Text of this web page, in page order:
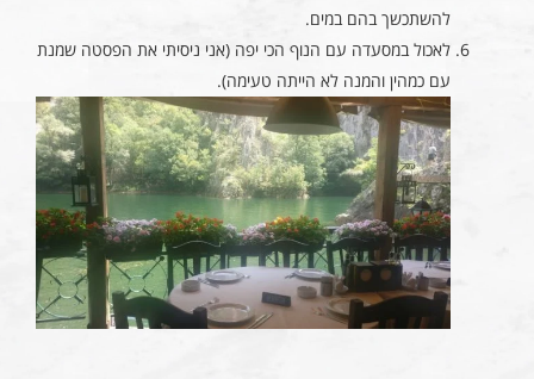
להשתכשך בהם במים.
לאכול במסעדה עם הנוף הכי יפה (אני ניסיתי את הפסטה שמנת
עם כמהין והמנה לא הייתה טעימה).